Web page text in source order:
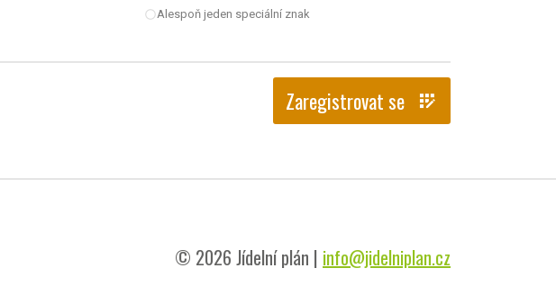
radio_button_uncheckedAlespoň jeden speciální znak
Zaregistrovat se app_registration
© 2026 Jídelní plán | info@jidelniplan.cz